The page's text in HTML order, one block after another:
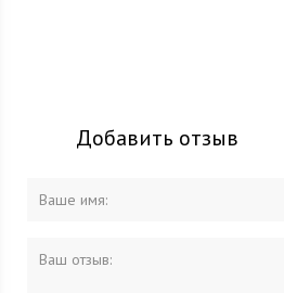
Добавить отзыв